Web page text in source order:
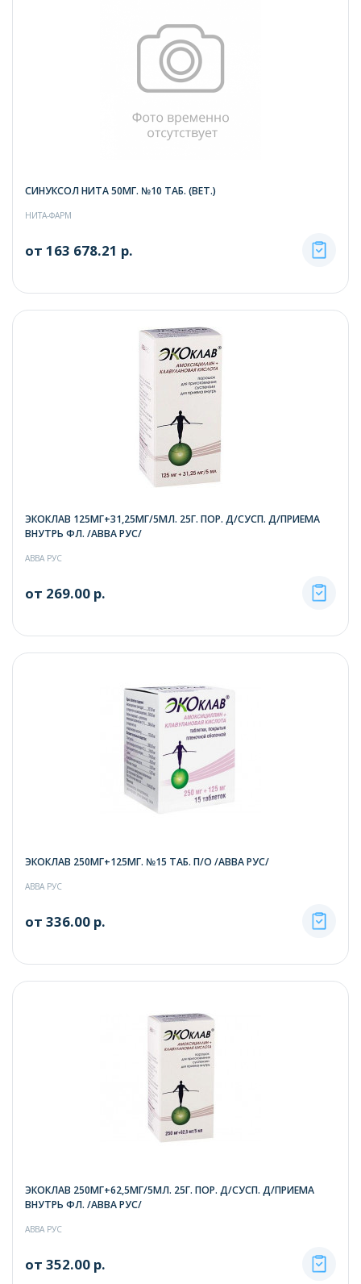
СИНУКСОЛ НИТА 50МГ. №10 ТАБ. (ВЕТ.)
НИТА-ФАРМ
от 163 678.21 р.
ЭКОКЛАВ 125МГ+31,25МГ/5МЛ. 25Г. ПОР. Д/СУСП. Д/ПРИЕМА
ВНУТРЬ ФЛ. /АВВА РУС/
АВВА РУС
от 269.00 р.
ЭКОКЛАВ 250МГ+125МГ. №15 ТАБ. П/О /АВВА РУС/
АВВА РУС
от 336.00 р.
ЭКОКЛАВ 250МГ+62,5МГ/5МЛ. 25Г. ПОР. Д/СУСП. Д/ПРИЕМА
ВНУТРЬ ФЛ. /АВВА РУС/
АВВА РУС
от 352.00 р.